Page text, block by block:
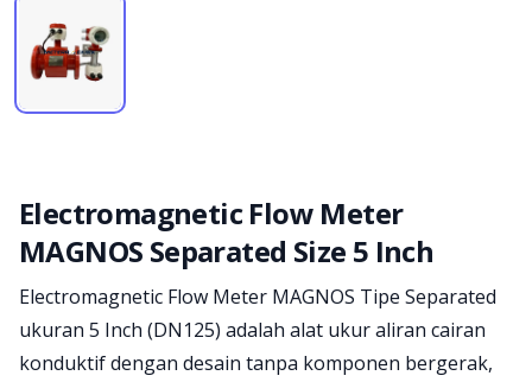
Electromagnetic Flow Meter
MAGNOS Separated Size 5 Inch
Product information
Electromagnetic Flow Meter MAGNOS Tipe Separated
ukuran 5 Inch (DN125) adalah alat ukur aliran cairan
konduktif dengan desain tanpa komponen bergerak,